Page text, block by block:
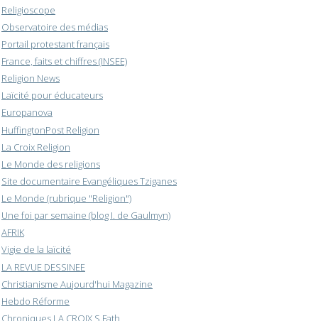
Religioscope
Observatoire des médias
Portail protestant français
France, faits et chiffres (INSEE)
Religion News
Laïcité pour éducateurs
Europanova
HuffingtonPost Religion
La Croix Religion
Le Monde des religions
Site documentaire Evangéliques Tziganes
Le Monde (rubrique "Religion")
Une foi par semaine (blog I. de Gaulmyn)
AFRIK
Vigie de la laïcité
LA REVUE DESSINEE
Christianisme Aujourd'hui Magazine
Hebdo Réforme
Chroniques LA CROIX S.Fath